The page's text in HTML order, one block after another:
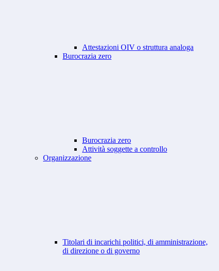
Attestazioni OIV o struttura analoga
Burocrazia zero
Burocrazia zero
Attività soggette a controllo
Organizzazione
Titolari di incarichi politici, di amministrazione,
di direzione o di governo